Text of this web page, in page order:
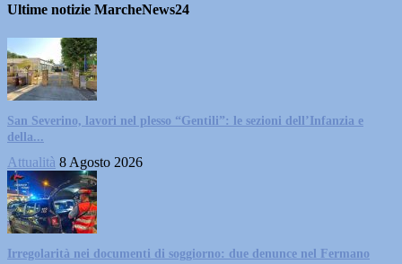
Ultime notizie MarcheNews24
San Severino, lavori nel plesso “Gentili”: le sezioni dell’Infanzia e
della...
Attualità 8 Agosto 2026
Irregolarità nei documenti di soggiorno: due denunce nel Fermano